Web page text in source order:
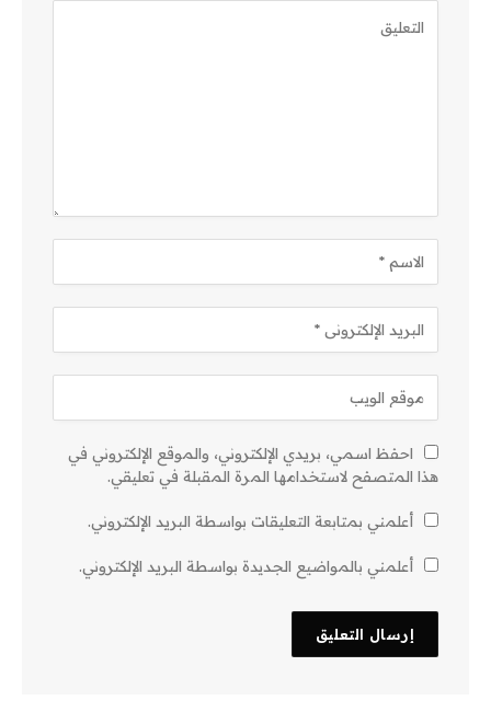
احفظ اسمي، بريدي الإلكتروني، والموقع الإلكتروني في
هذا المتصفح لاستخدامها المرة المقبلة في تعليقي.
أعلمني بمتابعة التعليقات بواسطة البريد الإلكتروني.
أعلمني بالمواضيع الجديدة بواسطة البريد الإلكتروني.